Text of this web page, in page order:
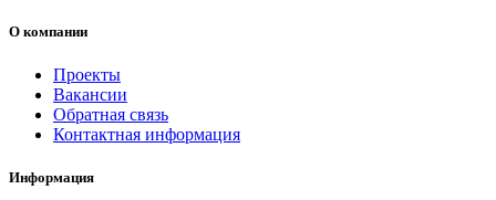
О компании
Проекты
Вакансии
Обратная связь
Контактная информация
Информация